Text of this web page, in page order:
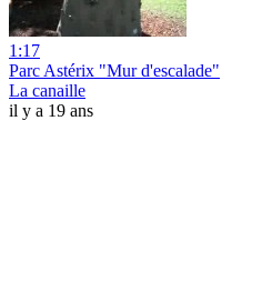
1:17
Parc Astérix "Mur d'escalade"
La canaille
il y a 19 ans